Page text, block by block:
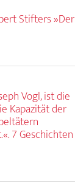
Stifters »Der
Vogl, ist die
Kapazität der
7 Geschichten